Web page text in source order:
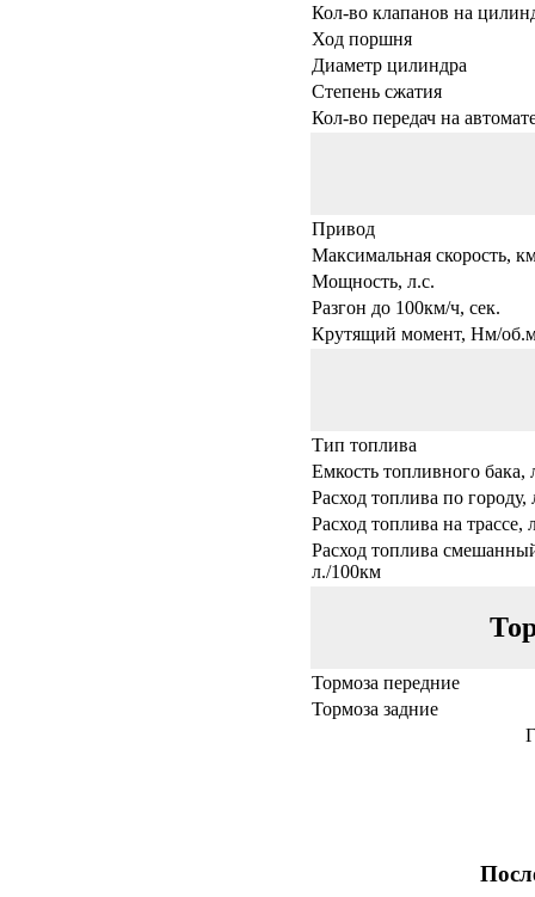
Кол-во клапанов на
Ход поршня
Диаметр цилиндра
Степень сжатия
Кол-во передач на
Привод
Максимальная скорость,
Мощность, л.с.
Разгон до 100км/ч, сек.
Крутящий момент, Нм/
Тип топлива
Емкость топливного бака,
Расход топлива по городу,
Расход топлива на трассе,
Расход топлива
л./100км
Тормоза передние
Тормоза задние